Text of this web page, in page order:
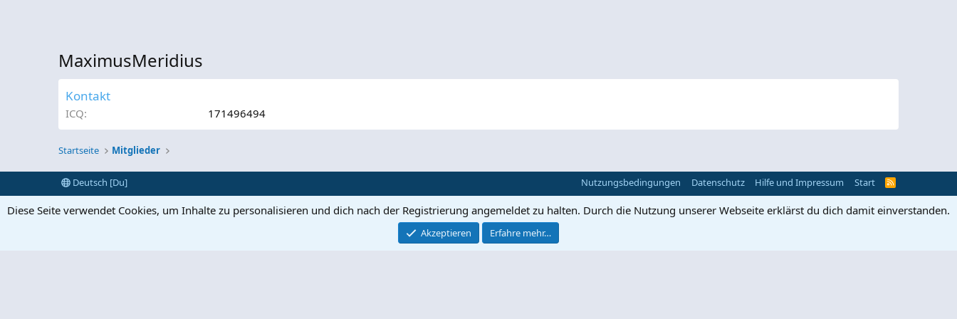
MaximusMeridius
Kontakt
ICQ 171496494
Startseite Mitglieder
Deutsch [Du] Nutzungsbedingungen Datenschutz Hilfe und Impressum Start
R
Diese Seite verwendet Cookies, um Inhalte zu personalisieren und dich nach der Registrierung angemeldet zu halten. Durch die Nutzung unserer Webseite erklärst du dich damit einverstanden.
Akzeptieren Erfahre mehr…